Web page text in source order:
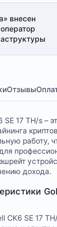
внесен
Отзывы
17 TH/s –
работу,
дохода.
CK6 SE 17